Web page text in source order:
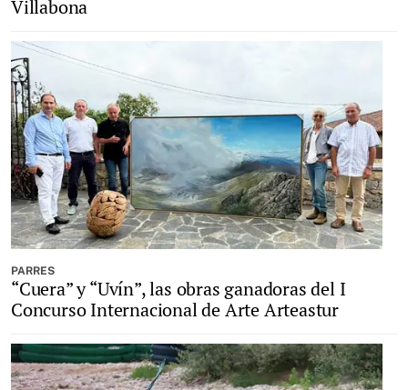
Villabona
PARRES
“Cuera” y “Uvín”, las obras ganadoras del I
Concurso Internacional de Arte Arteastur